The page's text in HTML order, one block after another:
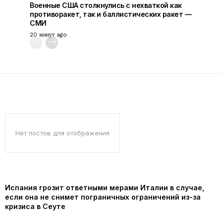
Военные США столкнулись с нехваткой как
противоракет, так и баллистических ракет —
СМИ
20 минут ago
Нет постов для отображения
Испания грозит ответными мерами Италии в случае,
если она не снимет пограничных ограничений из-за
кризиса в Сеуте